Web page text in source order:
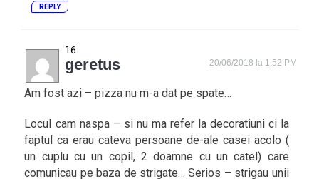
REPLY
geretus 20/06/2018 la 1:52 PM
Am fost azi – pizza nu m-a dat pe spate…
Locul cam naspa – si nu ma refer la decoratiuni ci la
faptul ca erau cateva persoane de-ale casei acolo (
un cuplu cu un copil, 2 doamne cu un catel) care
comunicau pe baza de strigate… Serios – strigau unii